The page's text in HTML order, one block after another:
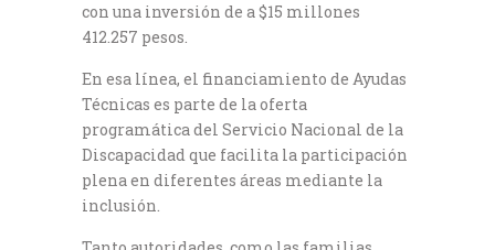
con una inversión de a $15 millones
412.257 pesos.
En esa línea, el financiamiento de Ayudas
Técnicas es parte de la oferta
programática del Servicio Nacional de la
Discapacidad que facilita la participación
plena en diferentes áreas mediante la
inclusión.